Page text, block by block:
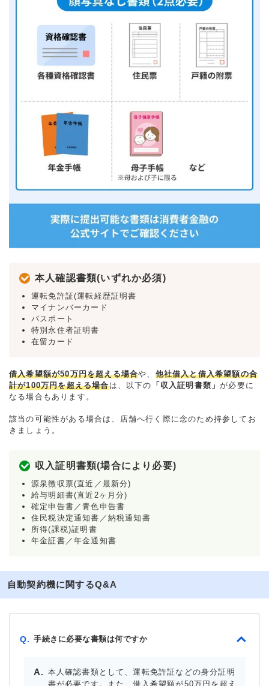
本人確認書類(いずれか必須)
運転免許証(運転経歴証明書
マイナンバーカード
パスポート
特別永住者証明書
在留カード
借入希望額が50万円を超える場合や、 他社借入と借入希望額の合
計が100万円を超える場合は、以下の 「収入証明書類」が必要に
なる場合もあります。
該当の可能性がある場合は、店舗へ行く際に念のため持参してお
きましょう。
収入証明書類(場合により必要)
源泉徴収票(直近／最新分)
給与明細書(直近2ヶ月分)
確定申告書／青色申告書
住民税決定通知書／納税通知書
所得(課税)証明書
年金証書／年金通知書
自動契約機に関するQ&A
Q. 手続きに必要な書類は何ですか
本人確認書類として、運転免許証などの身分証明
書が必要です。また、借入希望額が50万円を超え